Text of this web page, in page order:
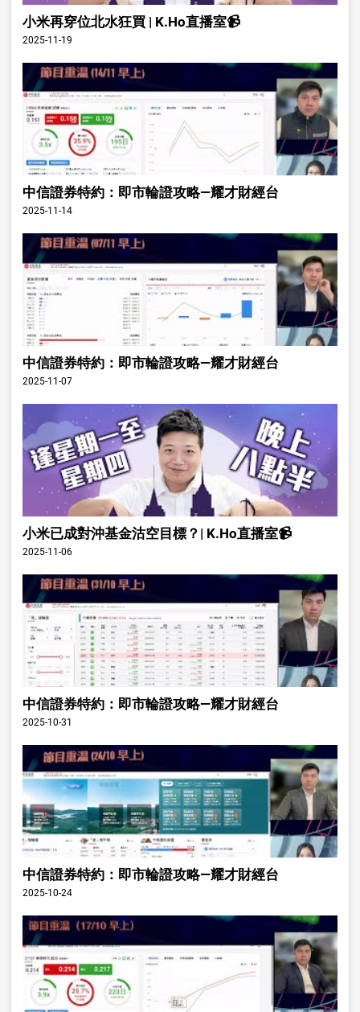
小米再穿位北水狂買 | K.Ho直播室📹
2025-11-19
中信證券特約：即市輪證攻略—耀才財經台
2025-11-14
中信證券特約：即市輪證攻略—耀才財經台
2025-11-07
小米已成對沖基金沽空目標？| K.Ho直播室📹
2025-11-06
中信證券特約：即市輪證攻略—耀才財經台
2025-10-31
中信證券特約：即市輪證攻略—耀才財經台
2025-10-24